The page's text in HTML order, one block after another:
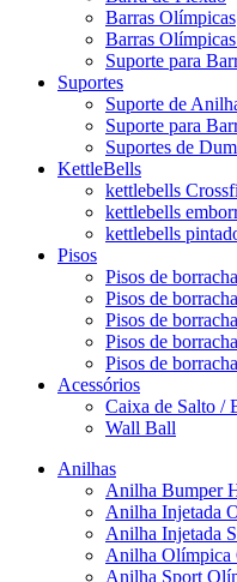
Barras Olímpicas
Barras
Suporte para
Suportes
Suporte de
Suporte para
Suportes de
KettleBells
kettlebells
kettlebells
kettlebells
Pisos
Pisos de
Pisos de
Pisos de
Pisos de
Pisos de
Acessórios
Caixa de Salto /
Wall Ball
Anilhas
Anilha Bumper
Anilha Injetada
Anilha Injetada
Anilha Olímpica
Anilha Sport